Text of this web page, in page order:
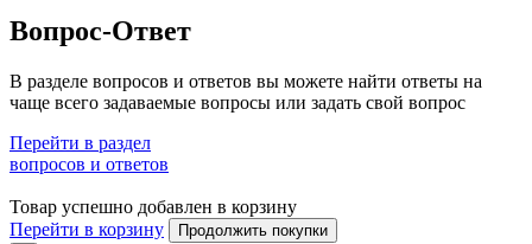
Вопрос-Ответ
В разделе вопросов и ответов вы можете найти ответы на
чаще всего задаваемые вопросы или задать свой вопрос
Перейти в раздел
вопросов и ответов
Товар успешно добавлен в корзину
Перейти в корзину
Продолжить покупки